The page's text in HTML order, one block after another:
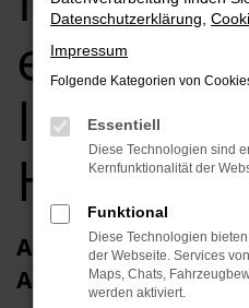
exklusiv
Ihrem
Händler
Autohaus Klinkner
Ansprechpartner
Datenschutzerklärung
Impressum
Folgende Kategorien von
Essentiell
Diese Technologien sind
Kernfunktionalität der
Funktional
Diese Technologien
der Webseite. Services
Maps, Chats,
werden aktiviert.